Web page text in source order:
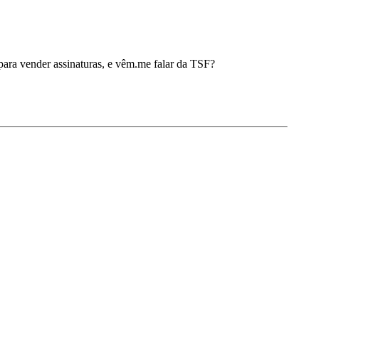
vender assinaturas, e vêm.me falar da TSF?